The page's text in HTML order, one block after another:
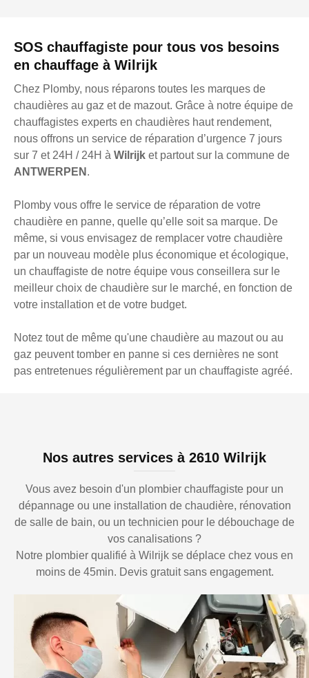
SOS chauffagiste pour tous vos besoins
en chauffage à Wilrijk
Chez Plomby, nous réparons toutes les marques de
chaudières au gaz et de mazout. Grâce à notre équipe de
chauffagistes experts en chaudières haut rendement,
nous offrons un service de réparation d’urgence 7 jours
sur 7 et 24H / 24H à Wilrijk et partout sur la commune de
ANTWERPEN .
Plomby vous offre le service de réparation de votre
chaudière en panne, quelle qu’elle soit sa marque. De
même, si vous envisagez de remplacer votre chaudière
par un nouveau modèle plus économique et écologique,
un chauffagiste de notre équipe vous conseillera sur le
meilleur choix de chaudière sur le marché, en fonction de
votre installation et de votre budget.
Notez tout de même qu'une chaudière au mazout ou au
gaz peuvent tomber en panne si ces dernières ne sont
pas entretenues régulièrement par un chauffagiste agréé.
Nos autres services à 2610 Wilrijk
Vous avez besoin d'un plombier chauffagiste pour un
dépannage ou une installation de chaudière, rénovation
de salle de bain, ou un technicien pour le débouchage de
vos canalisations ?
Notre plombier qualifié à Wilrijk se déplace chez vous en
moins de 45min. Devis gratuit sans engagement.